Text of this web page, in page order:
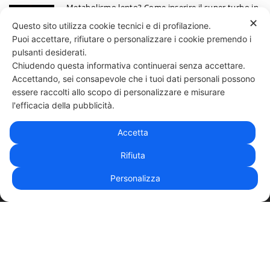
Metabolismo lento? Come inserire il super turbo in
13 Giugno
Ecco perchè devi annotare i tuoi progressi
30 Maggio
331 818 4777DANIELE ESPOSITO
| PRIVACY POLICY
✕
Questo sito utilizza cookie tecnici e di profilazione.
Puoi accettare, rifiutare o personalizzare i cookie premendo i
pulsanti desiderati.
Chiudendo questa informativa continuerai senza accettare.
Accettando, sei consapevole che i tuoi dati personali possono
essere raccolti allo scopo di personalizzare e misurare
l'efficacia della pubblicità.
Accetta
Rifiuta
Personalizza